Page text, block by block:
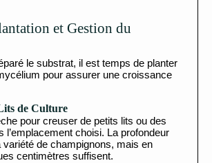
et Gestion du
le substrat, il est temps de planter
pour assurer une croissance
de Culture
pour creuser de petits lits ou des
l’emplacement choisi. La profondeur
variété de champignons, mais en
centimètres suffisent.